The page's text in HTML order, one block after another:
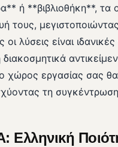
ή **βιβλιοθήκη**, τα
τους,
λύσεις είναι
χώρος εργασίας σας
τη
Ελληνική